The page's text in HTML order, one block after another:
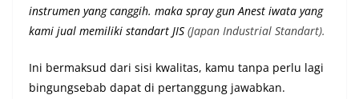
instrumen yang canggih. maka spray gun Anest iwata yang
kami jual memiliki standart JIS (Japan Industrial Standart).
Ini bermaksud dari sisi kwalitas, kamu tanpa perlu lagi
bingungsebab dapat di pertanggung jawabkan.